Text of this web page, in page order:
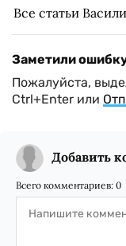
Все статьи
Заметили
Пожалуйста,
Ctrl+Enter или
Добавить
Всего комментариев: 0